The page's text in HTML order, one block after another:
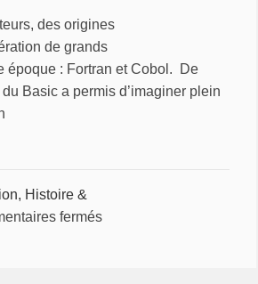
des origines
de grands
époque : Fortran et Cobol. De
Basic a permis d’imaginer plein
Histoire &
ferméssur